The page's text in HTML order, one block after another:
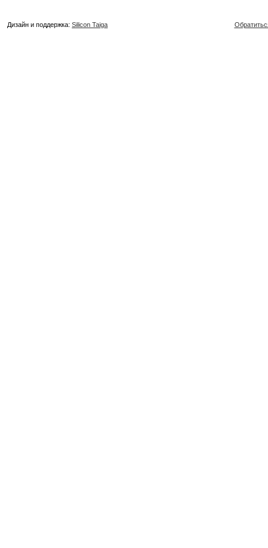
Дизайн и поддержка: Silicon Taiga